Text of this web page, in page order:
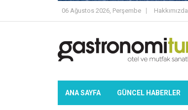
06 Ağustos 2026, Perşembe Hakkımızda
ANA SAYFA GÜNCEL HABERLER